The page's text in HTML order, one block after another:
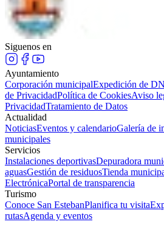
Siguenos en
Ayuntamiento
Corporación municipalExpedición de
de PrivacidadPolítica de CookiesAviso
PrivacidadTratamiento de Datos
Actualidad
NoticiasEventos y calendarioGalería de
municipales
Servicios
Instalaciones deportivasDepuradora
aguasGestión de residuosTienda
ElectrónicaPortal de transparencia
Turismo
Conoce San EstebanPlanifica tu visita
rutasAgenda y eventos